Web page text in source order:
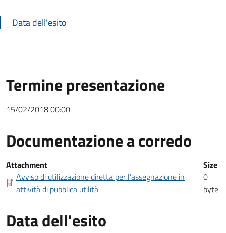
Data dell'esito
Termine presentazione
15/02/2018 00:00
Documentazione a corredo
Documentazione a corredo
Attachment
Size
Avviso di utilizzazione diretta per l’assegnazione in
attività di pubblica utilità
0
byte
Data dell'esito